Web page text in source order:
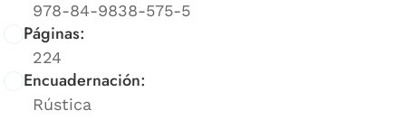
978-84-9838-575-5
Páginas:
224
Encuadernación:
Rústica